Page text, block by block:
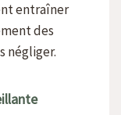
entraîner
des
négliger.